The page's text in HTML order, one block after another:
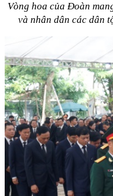
Vòng hoa của Đoàn
và nhân dân các dân